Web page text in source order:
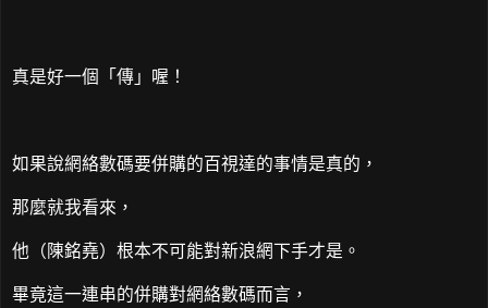
真是好一個「傳」喔！
如果說網絡數碼要併購的百視達的事情是真的，
那麼就我看來，
他（陳銘堯）根本不可能對新浪網下手才是。
畢竟這一連串的併購對網絡數碼而言，